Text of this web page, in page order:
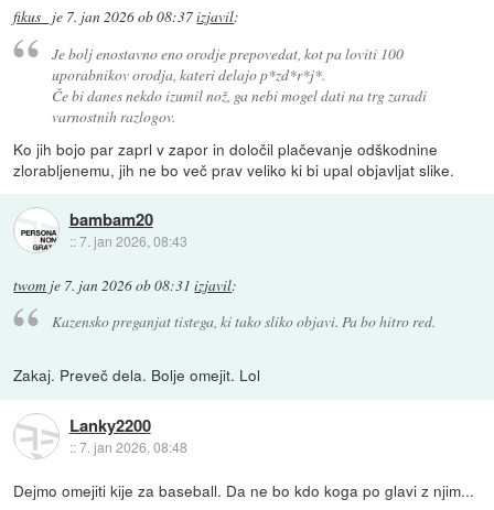
fikus_ je 7. jan 2026 ob 08:37izjavil:
Je bolj enostavno eno orodje prepovedat, kot pa loviti 100
uporabnikov orodja, kateri delajo p*zd*r*j*.
Če bi danes nekdo izumil nož, ga nebi mogel dati na trg zaradi
varnostnih razlogov.
Ko jih bojo par zaprl v zapor in določil plačevanje odškodnine
zlorabljenemu, jih ne bo več prav veliko ki bi upal objavljat slike.
bambam20
::7. jan 2026, 08:43
twom je 7. jan 2026 ob 08:31 izjavil:
Kazensko preganjat tistega, ki tako sliko objavi. Pa bo hitro red.
Zakaj. Preveč dela. Bolje omejit. Lol
Lanky2200
::7. jan 2026, 08:48
Dejmo omejiti kije za baseball. Da ne bo kdo koga po glavi z njim...